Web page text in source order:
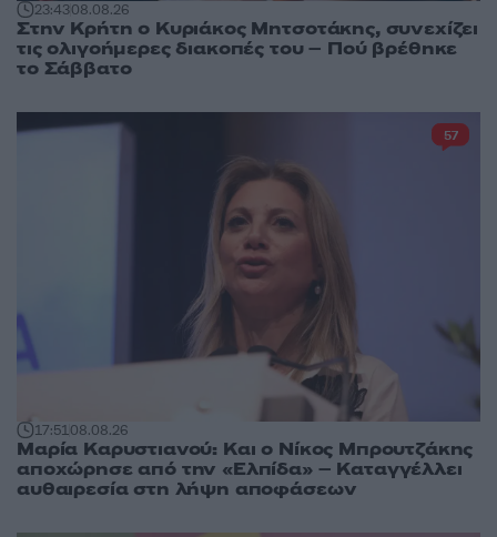
23:4308.08.26
Στην Κρήτη ο Κυριάκος Μητσοτάκης, συνεχίζει
τις ολιγοήμερες διακοπές του – Πού βρέθηκε
το Σάββατο
17:5108.08.26
Μαρία Καρυστιανού: Και ο Νίκος Μπρουτζάκης
αποχώρησε από την «Ελπίδα» – Καταγγέλλει
αυθαιρεσία στη λήψη αποφάσεων
57